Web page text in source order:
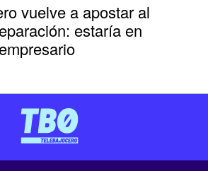
vuelve a apostar al
estaría en